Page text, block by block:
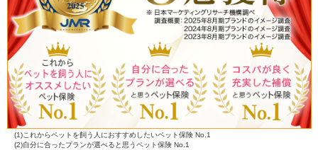
(1)これからペットを飼う人におすすめしたいペット保険 No.1
(2)自分に合ったプランが選べると思うペット保険 No.1